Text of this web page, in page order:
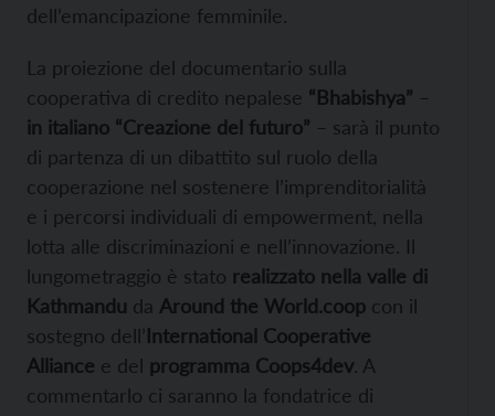
dell’emancipazione femminile.
La proiezione del documentario sulla
cooperativa di credito nepalese “Bhabishya” –
in italiano “Creazione del futuro” – sarà il punto
di partenza di un dibattito sul ruolo della
cooperazione nel sostenere l’imprenditorialità
e i percorsi individuali di empowerment, nella
lotta alle discriminazioni e nell’innovazione. Il
lungometraggio è stato realizzato nella valle di
Kathmandu da Around the World.coop con il
sostegno dell’International Cooperative
Alliance e del programma Coops4dev. A
commentarlo ci saranno la fondatrice di